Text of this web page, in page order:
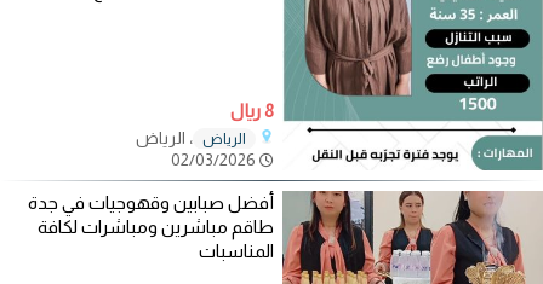
8 ريال
الرياض ، الرياض
أفضل صبابين وقهوجيات في جدة
طاقم مباشرين ومباشرات لكافة
المناسبات